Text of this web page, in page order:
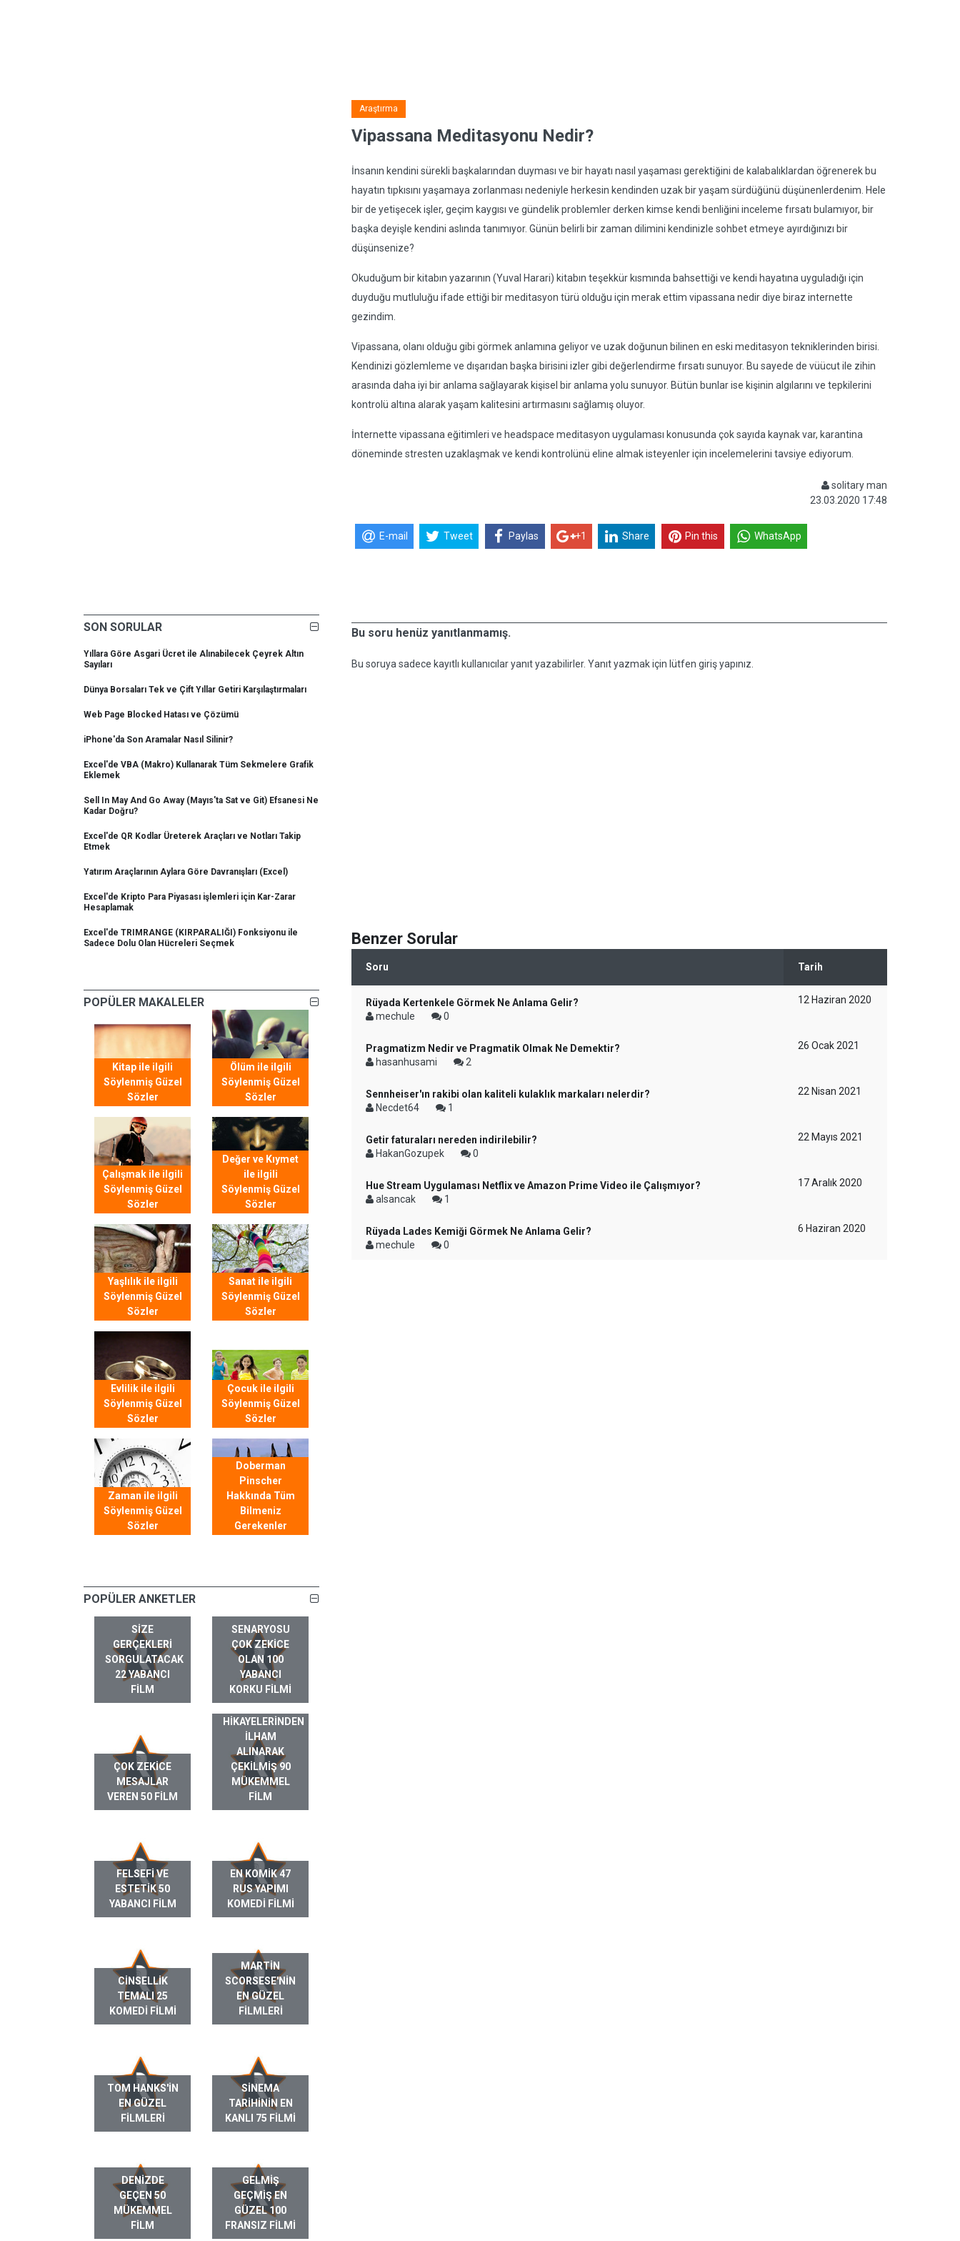
SON SORULAR
Yıllara Göre Asgari Ücret ile Alınabilecek Çeyrek Altın
Sayıları
Dünya Borsaları Tek ve Çift Yıllar Getiri Karşılaştırmaları
Web Page Blocked Hatası ve Çözümü
iPhone'da Son Aramalar Nasıl Silinir?
Excel'de VBA (Makro) Kullanarak Tüm Sekmelere Grafik
Eklemek
Sell In May And Go Away (Mayıs'ta Sat ve Git) Efsanesi Ne
Kadar Doğru?
Excel'de QR Kodlar Üreterek Araçları ve Notları Takip
Etmek
Yatırım Araçlarının Aylara Göre Davranışları (Excel)
Excel'de Kripto Para Piyasası işlemleri için Kar-Zarar
Hesaplamak
Excel'de TRIMRANGE (KIRPARALIĞI) Fonksiyonu ile
Sadece Dolu Olan Hücreleri Seçmek
POPÜLER MAKALELER
Kitap ile ilgili
Söylenmiş Güzel
Sözler
Ölüm ile ilgili
Söylenmiş Güzel
Sözler
Çalışmak ile ilgili
Söylenmiş Güzel
Sözler
Değer ve Kıymet
ile ilgili
Söylenmiş Güzel
Sözler
Yaşlılık ile ilgili
Söylenmiş Güzel
Sözler
Sanat ile ilgili
Söylenmiş Güzel
Sözler
Evlilik ile ilgili
Söylenmiş Güzel
Sözler
Çocuk ile ilgili
Söylenmiş Güzel
Sözler
Zaman ile ilgili
Söylenmiş Güzel
Sözler
Doberman
Pinscher
Hakkında Tüm
Bilmeniz
Gerekenler
POPÜLER ANKETLER
SIZE
GERÇEKLERI
SORGULATACAK
22 YABANCI
FILM
SENARYOSU
ÇOK ZEKICE
OLAN 100
YABANCI
KORKU FILMI
ÇOK ZEKICE
MESAJLAR
VEREN 50 FILM
GERÇEK HAYAT
HIKAYELERINDEN
ILHAM
ALINARAK
ÇEKILMIŞ 90
MÜKEMMEL
FILM
FELSEFI VE
ESTETIK 50
YABANCI FILM
EN KOMIK 47
RUS YAPIMI
KOMEDI FILMI
CINSELLIK
TEMALI 25
KOMEDI FILMI
MARTIN
SCORSESE'NIN
EN GÜZEL
FILMLERI
TOM HANKS'IN
EN GÜZEL
FILMLERI
SINEMA
TARIHININ EN
KANLI 75 FILMI
DENIZDE
GEÇEN 50
MÜKEMMEL
FILM
GELMIŞ
GEÇMIŞ EN
GÜZEL 100
FRANSIZ FILMI
Araştırma
Vipassana Meditasyonu Nedir?
İnsanın kendini sürekli başkalarından duyması ve bir hayatı nasıl yaşaması gerektiğini de kalabalıklardan öğrenerek bu
hayatın tıpkısını yaşamaya zorlanması nedeniyle herkesin kendinden uzak bir yaşam sürdüğünü düşünenlerdenim. Hele
bir de yetişecek işler, geçim kaygısı ve gündelik problemler derken kimse kendi benliğini inceleme fırsatı bulamıyor, bir
başka deyişle kendini aslında tanımıyor. Günün belirli bir zaman dilimini kendinizle sohbet etmeye ayırdığınızı bir
düşünsenize?
Okuduğum bir kitabın yazarının (Yuval Harari) kitabın teşekkür kısmında bahsettiği ve kendi hayatına uyguladığı için
duyduğu mutluluğu ifade ettiği bir meditasyon türü olduğu için merak ettim vipassana nedir diye biraz internette
gezindim.
Vipassana, olanı olduğu gibi görmek anlamına geliyor ve uzak doğunun bilinen en eski meditasyon tekniklerinden birisi.
Kendinizi gözlemleme ve dışarıdan başka birisini izler gibi değerlendirme fırsatı sunuyor. Bu sayede de vüücut ile zihin
arasında daha iyi bir anlama sağlayarak kişisel bir anlama yolu sunuyor. Bütün bunlar ise kişinin algılarını ve tepkilerini
kontrolü altına alarak yaşam kalitesini artırmasını sağlamış oluyor.
İnternette vipassana eğitimleri ve headspace meditasyon uygulaması konusunda çok sayıda kaynak var, karantina
döneminde stresten uzaklaşmak ve kendi kontrolünü eline almak isteyenler için incelemelerini tavsiye ediyorum.
solitary man
23.03.2020 17:48
E-mail Tweet Paylas +1 Share Pin this WhatsApp
Bu soru henüz yanıtlanmamış.
Bu soruya sadece kayıtlı kullanıcılar yanıt yazabilirler. Yanıt yazmak için lütfen giriş yapınız.
Benzer Sorular
Soru Tarih
Rüyada Kertenkele Görmek Ne Anlama Gelir?
mechule
0
12 Haziran 2020
Pragmatizm Nedir ve Pragmatik Olmak Ne Demektir?
hasanhusami
2
26 Ocak 2021
Sennheiser'ın rakibi olan kaliteli kulaklık markaları nelerdir?
Necdet64
1
22 Nisan 2021
Getir faturaları nereden indirilebilir?
HakanGozupek
0
22 Mayıs 2021
Hue Stream Uygulaması Netflix ve Amazon Prime Video ile Çalışmıyor?
alsancak
1
17 Aralık 2020
Rüyada Lades Kemiği Görmek Ne Anlama Gelir?
mechule
0
6 Haziran 2020